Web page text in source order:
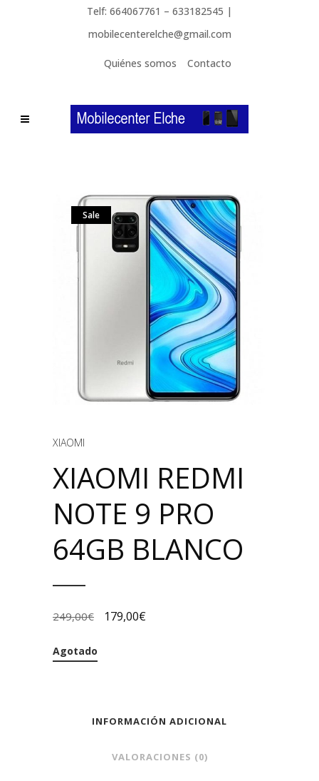
Telf: 664067761 – 633182545 |
mobilecenterelche@gmail.com
Quiénes somos Contacto
Sale
XIAOMI
XIAOMI REDMI
NOTE 9 PRO
64GB BLANCO
249,00€ 179,00€
Agotado
INFORMACIÓN ADICIONAL
VALORACIONES (0)